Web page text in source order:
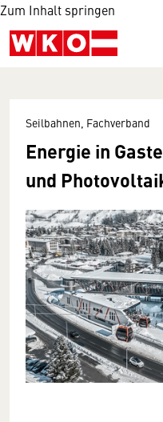
Zum Inhalt springen
Seilbahnen, Fachverband
Energie in
und